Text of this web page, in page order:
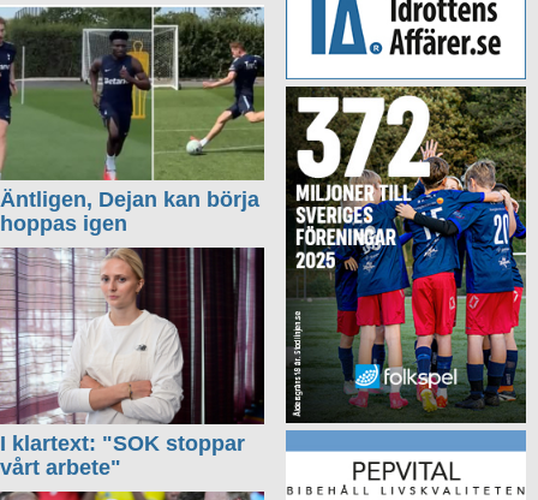
Äntligen, Dejan kan börja
hoppas igen
I klartext: "SOK stoppar
vårt arbete"